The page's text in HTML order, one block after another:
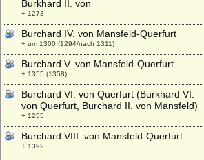
Burkhard II. von
+ 1273
Burchard IV. von Mansfeld-Querfurt
+ um 1300 (1294/nach 1311)
Burchard V. von Mansfeld-Querfurt
+ 1355 (1358)
Burchard VI. von Querfurt (Burkhard VI.
von Querfurt, Burchard II. von Mansfeld)
+ 1255
Burchard VIII. von Mansfeld-Querfurt
+ 1392